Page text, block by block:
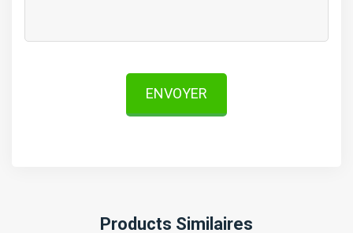
ENVOYER
Products Similaires